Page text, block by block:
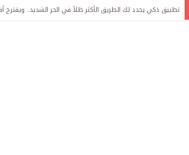
تركيا وسوريا توقعان اتفاقية لإنشاء “الجامعة السورية التركية”